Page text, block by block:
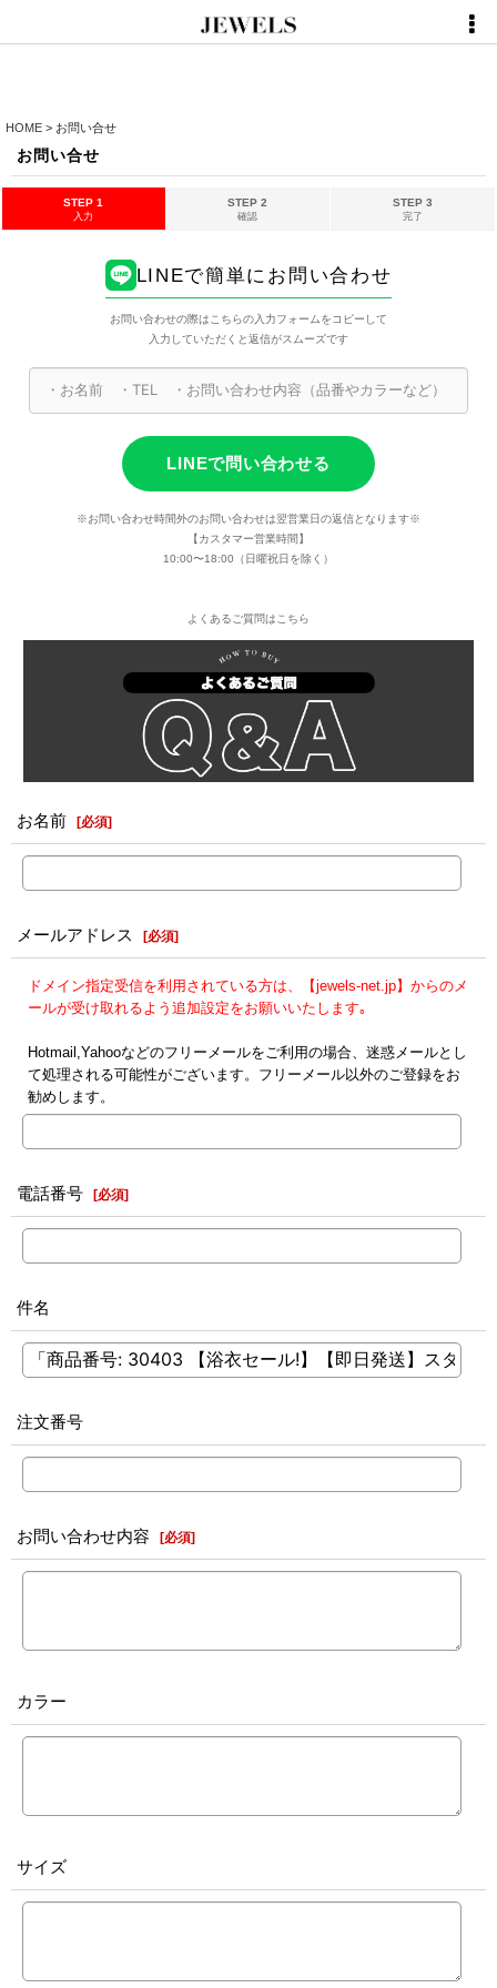
HOME > お問い合せ
お問い合せ
STEP 1
入力
STEP 2
確認
STEP 3
完了
LINEで簡単にお問い合わせ
お問い合わせの際はこちらの入力フォームをコピーして
入力していただくと返信がスムーズです
LINEで問い合わせる
※お問い合わせ時間外のお問い合わせは翌営業日の返信となります※
【カスタマー営業時間】
10:00〜18:00（日曜祝日を除く）
よくあるご質問はこちら
お名前 [必須]
メールアドレス [必須]
ドメイン指定受信を利用されている方は、【jewels-net.jp】からのメ
ールが受け取れるよう追加設定をお願いいたします｡
Hotmail,Yahooなどのフリーメールをご利用の場合、迷惑メールとし
て処理される可能性がございます。フリーメール以外のご登録をお
勧めします。
電話番号 [必須]
件名
注文番号
お問い合わせ内容 [必須]
カラー
サイズ